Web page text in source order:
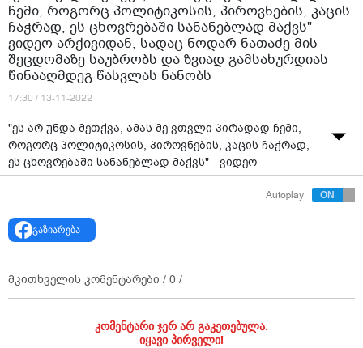
ჩემი, როგორც პოლიტიკოსის, პიროვნების, კაცის
ჩაჭრად, ეს ცხოვრებაში სანანებლად მაქვს" -
ვიდეო არქივიდან, სადაც ნოდარ ნათაძე მის
შეცდომაზე საუბრობს და ზვიად გამსახურდიას
წინააღმდეგ წასვლას ნანობს
17:30 / 13-11-2022
"ეს არ უნდა მეთქვა, ამას მე ვთვლი პირადად ჩემი,
როგორც პოლიტიკოსის, პიროვნების, კაცის ჩაჭრად,
ეს ცხოვრებაში სანანებლად მაქვს" - ვიდეო
არქივიდნა, სადაც ნოდარ ნათაძე მის შეცდომაზე
საუბრობს და ზვიად გამსახურდიას წინააღმდეგ
წყარო: "ფორმულა"
Autoplay
გაზიარება
მკითხველის კომენტარები / 0 /
კომენტარი ჯერ არ გაკეთებულა.
იყავი პირველი!